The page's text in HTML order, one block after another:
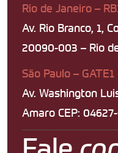
Rio de Janeiro –
Av. Rio Branco, 1,
20090-003 – Rio
São Paulo – GATE1
Av. Washington
Amaro CEP: